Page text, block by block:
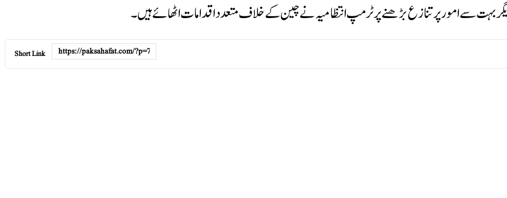
بہت سے امور پر تنازع بڑھنے پر ٹرمپ انتظامیہ نے چین کے خلاف متعدد اقدامات اٹھائے ہیں۔
Short Link